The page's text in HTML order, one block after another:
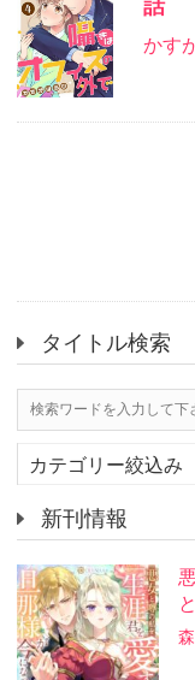
話
かす
タイトル検索
カテゴリー絞込み
新刊情報